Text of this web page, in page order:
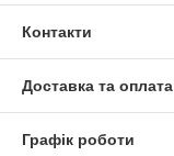
Контакти
Доставка та оплата
Графік роботи